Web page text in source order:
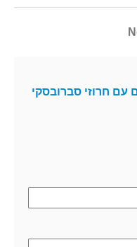
עם חרוזי סברובסקי